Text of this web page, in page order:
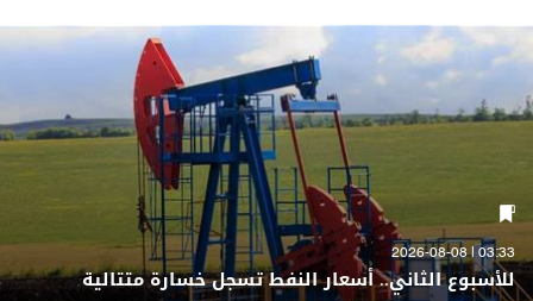
03:33 | 2026-08-08
للأسبوع الثاني.. أسعار النفط تسجل خسارة متتالية